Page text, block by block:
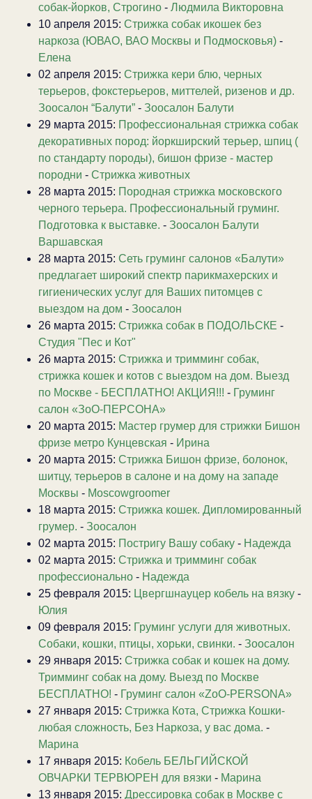
собак-йорков, Строгино - Людмила Викторовна
10 апреля 2015: Стрижка собак икошек без
наркоза (ЮВАО, ВАО Москвы и Подмосковья) -
Елена
02 апреля 2015: Стрижка кери блю, черных
терьеров, фокстерьеров, миттелей, ризенов и др.
Зоосалон “Балути” - Зоосалон Балути
29 марта 2015: Профессиональная стрижка собак
декоративных пород: йоркширский терьер, шпиц (
по стандарту породы), бишон фризе - мастер
породни - Стрижка животных
28 марта 2015: Породная стрижка московского
черного терьера. Профессиональный груминг.
Подготовка к выставке. - Зоосалон Балути
Варшавская
28 марта 2015: Сеть груминг салонов «Балути»
предлагает широкий спектр парикмахерских и
гигиенических услуг для Ваших питомцев с
выездом на дом - Зоосалон
26 марта 2015: Стрижка собак в ПОДОЛЬСКЕ -
Студия "Пес и Кот"
26 марта 2015: Стрижка и тримминг собак,
стрижка кошек и котов с выездом на дом. Выезд
по Москве - БЕСПЛАТНО! АКЦИЯ!!! - Груминг
салон «ЗоО-ПЕРСОНА»
20 марта 2015: Мастер грумер для стрижки Бишон
фризе метро Кунцевская - Ирина
20 марта 2015: Стрижка Бишон фризе, болонок,
шитцу, терьеров в салоне и на дому на западе
Москвы - Moscowgroomer
18 марта 2015: Стрижка кошек. Дипломированный
грумер. - Зоосалон
02 марта 2015: Постригу Вашу собаку - Надежда
02 марта 2015: Стрижка и тримминг собак
профессионально - Надежда
25 февраля 2015: Цвергшнауцер кобель на вязку -
Юлия
09 февраля 2015: Груминг услуги для животных.
Собаки, кошки, птицы, хорьки, свинки. - Зоосалон
29 января 2015: Стрижка собак и кошек на дому.
Тримминг собак на дому. Выезд по Москве
БЕСПЛАТНО! - Груминг салон «ZoO-PERSONA»
27 января 2015: Стрижка Кота, Стрижка Кошки-
любая сложность, Без Наркоза, у вас дома. -
Марина
17 января 2015: Кобель БЕЛЬГИЙСКОЙ
ОВЧАРКИ ТЕРВЮРЕН для вязки - Марина
13 января 2015: Дрессировка собак в Москве с